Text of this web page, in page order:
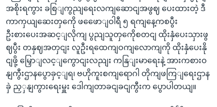
အစိုးရကွား ခစြျကွညျရေးလကျဆောငျအဖွဈ ပေးထားတဲ့ ဒီ
ကာကှယျဆေးတှကေို ဖဖေောျဝါရီ ၅ ရကျနေ့ကစပွီး
ဦးစားပေးအဆင့ျလိုကျ ပွညျသူတှကေိုစတငျ ထိုးနှံပေးသှားဖွ
ဈပွီး တနှဈအတှငျး လူဦးရထေကျဝကျလောကျကို ထိုးနှံပေးနို
ငျဖို့ မြှောျလင့ျကွောငျးလညျး ကနြျးမာရေးနဲ့ အားကစားဝ
နျကွီးဌာနပွောခှင့ျရ၊ ဗဟိုကူးစကျရောဂါ တိုကျဖကြျရေးဌာန
ခှဲ ညှှနျကွားရေးမှူး ဒေါကျတာခငျခငျကွီးက ပွောပါတယျ။